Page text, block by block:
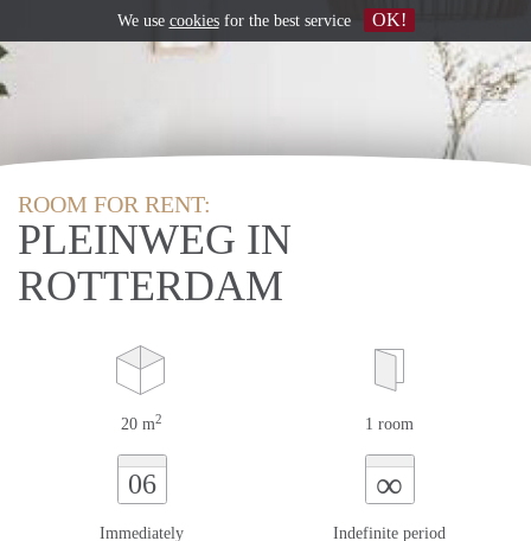
ROOM FOR RENT:
PLEINWEG IN
ROTTERDAM
20 m2 1 room
06
Immediately
∞
Indefinite period
We use cookiesfor the best service OK!